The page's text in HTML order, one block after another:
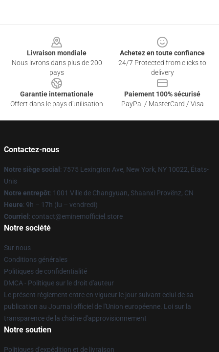
Livraison mondiale
Nous livrons dans plus de 200
pays
Achetez en toute confiance
24/7 Protected from clicks to
delivery
Garantie internationale
Offert dans le pays d'utilisation
Paiement 100% sécurisé
PayPal / MasterCard / Visa
Contactez-nous
Notre siège social : 7575 Lexington Ave, New York, NY 10022, États-
Unis
Notre entrepôt: 1001 Ville de Changyuan, Shaanxi Provënz, CN
Heure: 9h – 17h (lu – vendredi)
Courriel : contact@eminemofficiel.store
Notre société
Sur nous
Conditions générales
Politiques de confidentialité
DMCA - Politique sur le droit d'auteur
Le présent règlement entre en vigueur le jour suivant celui de sa
publication au Journal officiel de l'Union européenne. Loi sur la
transparence de la chaîne d'approvisionnement
Notre soutien
Politiques d'expédition et de livraison